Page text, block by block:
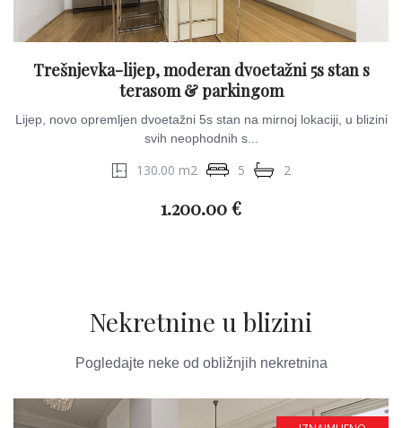
Trešnjevka-lijep, moderan dvoetažni 5s stan s
terasom & parkingom
Lijep, novo opremljen dvoetažni 5s stan na mirnoj lokaciji, u blizini
svih neophodnih s...
130.00 m2 5 2
1.200.00 €
Nekretnine u blizini
Pogledajte neke od obližnjih nekretnina